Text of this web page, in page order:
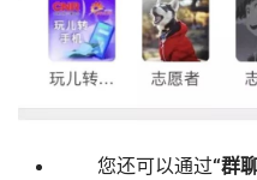
您还可以通过“群